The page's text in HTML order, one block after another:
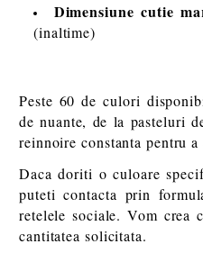
Dimensiune cutie
(inaltime)
Peste 60 de culori
de nuante, de la pasteluri
reinnoire constanta pentru a
Daca doriti o culoare
puteti contacta prin
retelele sociale. Vom crea
cantitatea solicitata.